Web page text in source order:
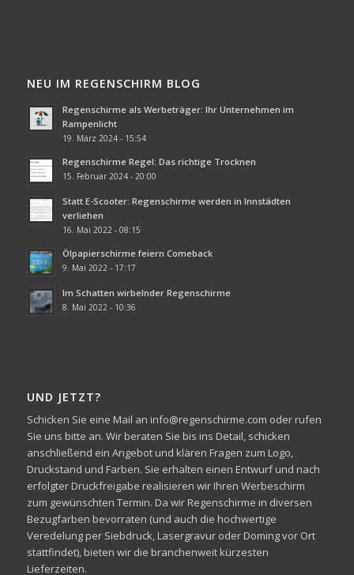
NEU IM REGENSCHIRM BLOG
Regenschirme als Werbeträger: Ihr Unternehmen im
Rampenlicht
19. März 2024 - 15:54
Regenschirme Regel: Das richtige Trocknen
15. Februar 2024 - 20:00
Statt E-Scooter: Regenschirme werden in Innstädten
verliehen
16. Mai 2022 - 08:15
Ölpapierschirme feiern Comeback
9. Mai 2022 - 17:17
Im Schatten wirbelnder Regenschirme
8. Mai 2022 - 10:36
UND JETZT?
Schicken Sie eine Mail an info@regenschirme.com oder rufen
Sie uns bitte an. Wir beraten Sie bis ins Detail, schicken
anschließend ein Angebot und klären Fragen zum Logo,
Druckstand und Farben. Sie erhalten einen Entwurf und nach
erfolgter Druckfreigabe realisieren wir Ihren Werbeschirm
zum gewünschten Termin. Da wir Regenschirme in diversen
Bezugfarben bevorraten (und auch die hochwertige
Veredelung per Siebdruck, Lasergravur oder Doming vor Ort
stattfindet), bieten wir die branchenweit kürzesten
Lieferzeiten.